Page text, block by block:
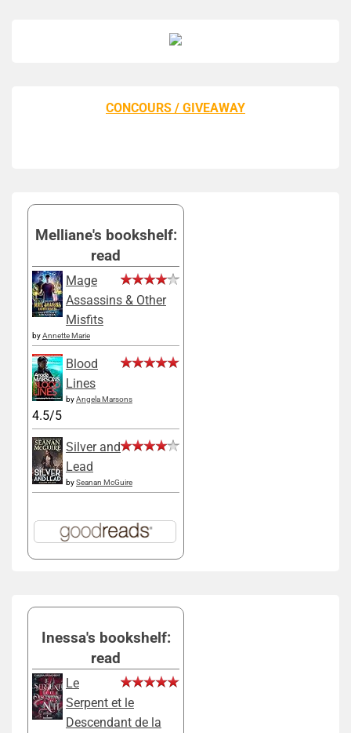
CONCOURS / GIVEAWAY
Melliane's bookshelf:
read
Mage
Assassins & Other
Misfits
byAnnette Marie
Blood
Lines
byAngela Marsons
4.5/5
Silver and
Lead
bySeanan McGuire
Inessa's bookshelf:
read
Le
Serpent et le
Descendant de la